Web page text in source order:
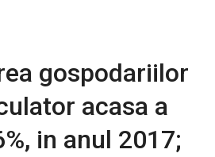
gospodariilor
acasa a
in anul 2017;